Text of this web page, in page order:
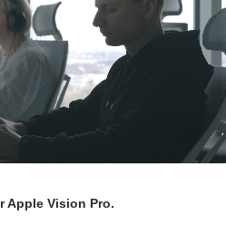
Apple Vision Pro.